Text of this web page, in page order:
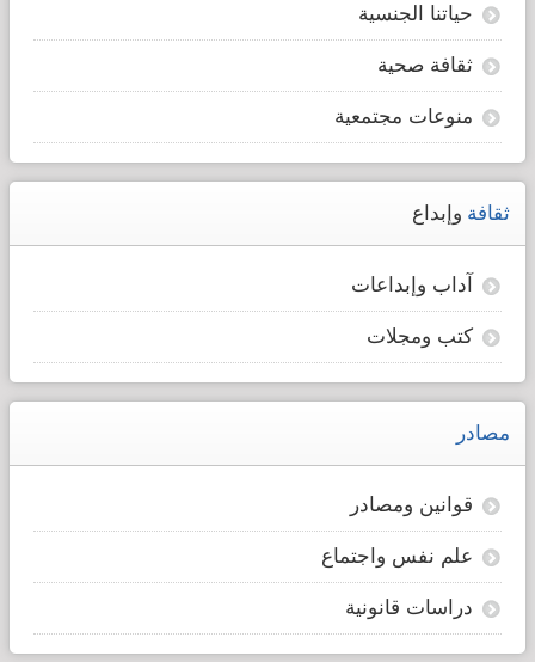
حياتنا الجنسية
ثقافة صحية
منوعات مجتمعية
ثقافة وإبداع
آداب وإبداعات
كتب ومجلات
مصادر
قوانين ومصادر
علم نفس واجتماع
دراسات قانونية